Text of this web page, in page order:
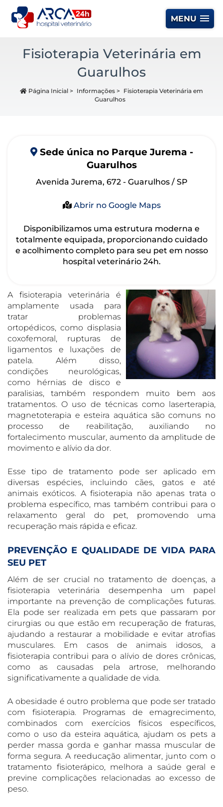
MENU
Fisioterapia Veterinária em
Guarulhos
Página Inicial > Informações > Fisioterapia Veterinária em
Guarulhos
Sede única no Parque Jurema -
Guarulhos
Avenida Jurema, 672 - Guarulhos / SP
Abrir no Google Maps
Disponibilizamos uma estrutura moderna e
totalmente equipada, proporcionando cuidado
e acolhimento completo para seu pet em nosso
hospital veterinário 24h.
A fisioterapia veterinária é
amplamente usada para
tratar problemas
ortopédicos, como displasia
coxofemoral, rupturas de
ligamentos e luxações de
patela. Além disso,
condições neurológicas,
como hérnias de disco e
paralisias, também respondem muito bem aos
tratamentos. O uso de técnicas como laserterapia,
magnetoterapia e esteira aquática são comuns no
processo de reabilitação, auxiliando no
fortalecimento muscular, aumento da amplitude de
movimento e alívio da dor.
Esse tipo de tratamento pode ser aplicado em
diversas espécies, incluindo cães, gatos e até
animais exóticos. A fisioterapia não apenas trata o
problema específico, mas também contribui para o
relaxamento geral do pet, promovendo uma
recuperação mais rápida e eficaz.
PREVENÇÃO E QUALIDADE DE VIDA PARA
SEU PET
Além de ser crucial no tratamento de doenças, a
fisioterapia veterinária desempenha um papel
importante na prevenção de complicações futuras.
Ela pode ser realizada em pets que passaram por
cirurgias ou que estão em recuperação de fraturas,
ajudando a restaurar a mobilidade e evitar atrofias
musculares. Em casos de animais idosos, a
fisioterapia contribui para o alívio de dores crônicas,
como as causadas pela artrose, melhorando
significativamente a qualidade de vida.
A obesidade é outro problema que pode ser tratado
com fisioterapia. Programas de emagrecimento,
combinados com exercícios físicos específicos,
como o uso da esteira aquática, ajudam os pets a
perder massa gorda e ganhar massa muscular de
forma segura. A reeducação alimentar, junto com o
tratamento fisioterápico, melhora a saúde geral e
previne complicações relacionadas ao excesso de
peso.